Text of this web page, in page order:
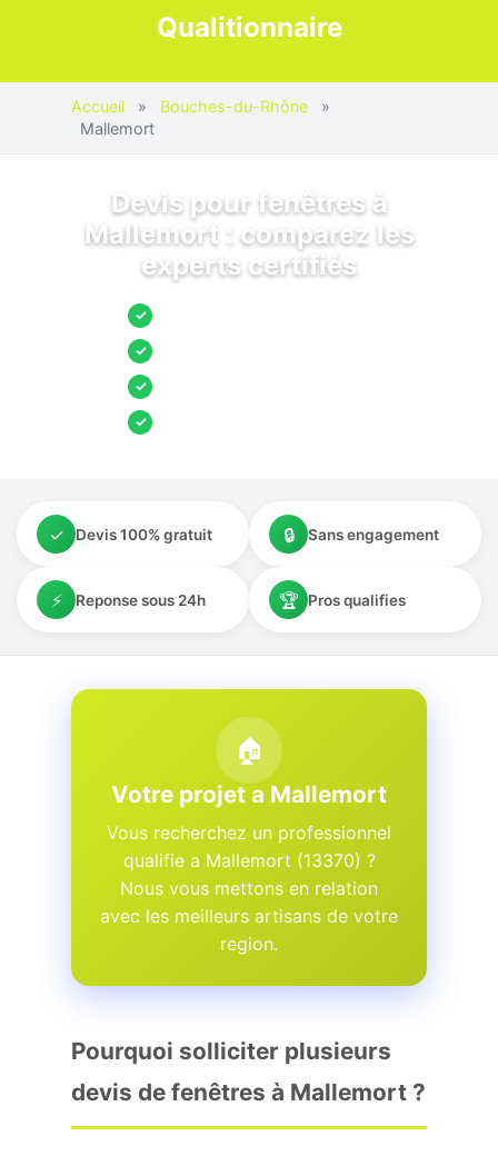
Qualitionnaire
Accueil » Bouches-du-Rhône
»
Mallemort
Devis pour fenêtres à
Mallemort : comparez les
experts certifiés
✓
✓
✓
✓
✓ Devis 100% gratuit 🔒 Sans engagement
⚡ Reponse sous 24h 🏆 Pros qualifies
🏠
Votre projet a Mallemort
Vous recherchez un professionnel
qualifie a Mallemort (13370) ?
Nous vous mettons en relation
avec les meilleurs artisans de votre
region.
Pourquoi solliciter plusieurs
devis de fenêtres à Mallemort ?